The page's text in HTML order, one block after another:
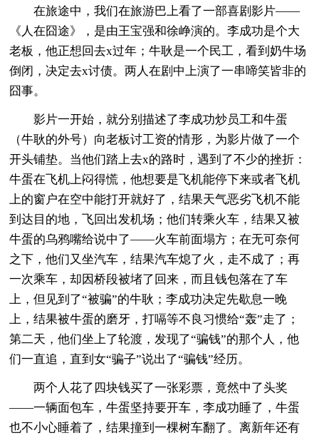
在旅途中，我们在旅游巴上看了一部喜剧影片——
《人在囧途》，是由王宝强和徐峥演的。李成功是个大
老板，他正想回去x过年；牛耿是一个民工，看到奶牛场
倒闭，决定去x讨债。两人在剧中上演了一串啼笑皆非的
囧事。
影片一开始，就分别描述了李成功炒员工和牛蛋
（牛耿的外号）向老板讨工资的情形，为影片做了一个
开头铺垫。当他们踏上去x的路时，遇到了不少的挫折：
牛蛋在飞机上闷得慌，他想要是飞机能停下来或者飞机
上的窗户在空中能打开就好了，结果天气恶劣飞机不能
到达目的地，飞回出发机场；他们转乘火车，结果又被
牛蛋的乌鸦嘴给说中了——火车前面塌方；在无可奈何
之下，他们又坐汽车，结果汽车熄了火，走不成了；再
一次乘车，却因桥段被堵了回来，而且钱包落在了车
上，但见到了“被骗”的牛耿；李成功决定先歇息一晚
上，结果被牛蛋的磨牙，打嗝等不良习惯给“轰”走了；
第二天，他们坐上了轮渡，发现了“骗钱”的那个人，他
们一直追，直到女“骗子”说出了“骗钱”经历。
两个人花了四块钱买了一张彩票，竟然中了头奖
——一辆面包车，牛蛋坚持要开车，李成功睡了，牛蛋
也不小心睡着了，结果撞到一棵树车翻了。离新年还有